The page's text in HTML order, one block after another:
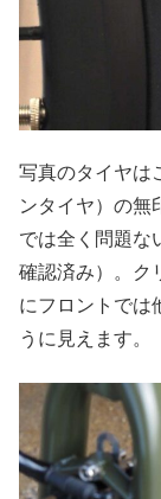
写真のタイヤは
ンタイヤ）の無
では全く問題な
確認済み）。ク
にフロントでは
うに見えます。